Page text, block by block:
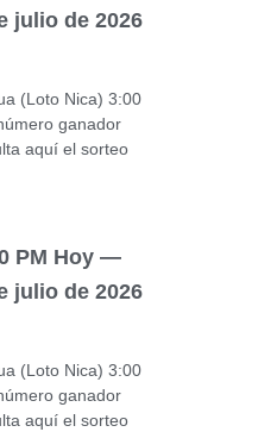
julio de 2026
(Loto Nica) 3:00
ganador
aquí el sorteo
PM Hoy —
julio de 2026
(Loto Nica) 3:00
ganador
aquí el sorteo